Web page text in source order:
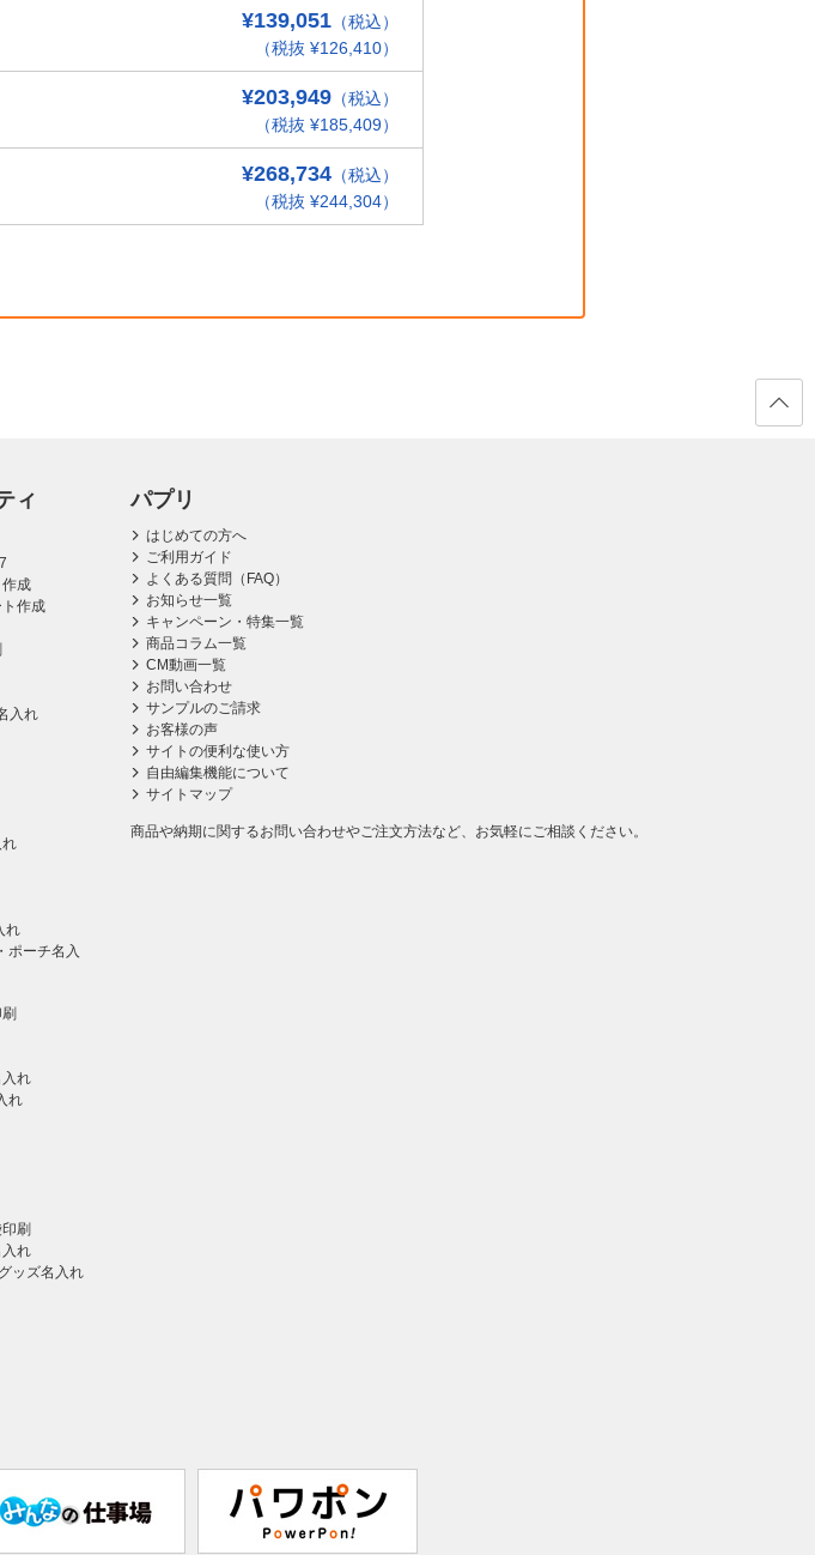
¥139,051 （税込）
（税抜 ¥126,410）
¥203,949 （税込）
（税抜 ¥185,409）
¥268,734 （税込）
（税抜 ¥244,304）
ィ
成
作成
入れ
れ
ポーチ名入
れ
れ
刷
入れ
ッズ名入れ
パプリ
はじめての方へ
ご利用ガイド
よくある質問（FAQ）
お知らせ一覧
キャンペーン・特集一覧
商品コラム一覧
CM動画一覧
お問い合わせ
サンプルのご請求
お客様の声
サイトの便利な使い方
自由編集機能について
サイトマップ
商品や納期に関するお問い合わせやご注文方法など、お気軽にご相談ください。